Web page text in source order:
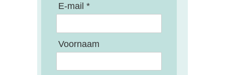
E-mail *
Voornaam